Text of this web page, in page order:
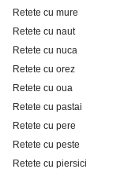
Retete cu mure
Retete cu naut
Retete cu nuca
Retete cu orez
Retete cu oua
Retete cu pastai
Retete cu pere
Retete cu peste
Retete cu piersici